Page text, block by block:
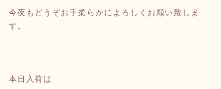
今夜もどうぞお手柔らかによろしくお願い致しま
す。
本日入荷は